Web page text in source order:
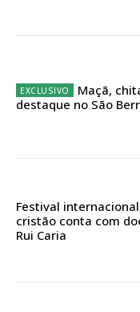
Edição em
casa
Maçã,
destaque no São
Festival
cristão conta com
Rui Caria